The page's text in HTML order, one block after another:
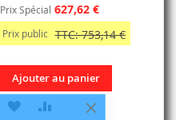
Prix Spécial 627,62 €
Prix public TTC: 753,14 €
Ajouter au panier
AJOUTERAJOUTER